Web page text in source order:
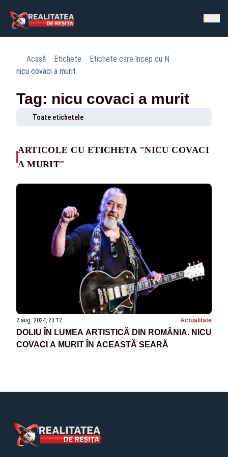
Acasă Etichete
Etichete care încep cu N
nicu covaci a murit
Tag: nicu covaci a murit
Toate etichetele
ARTICOLE CU ETICHETA "NICU COVACI
A MURIT"
2 aug. 2024, 23:12 Actualitate
DOLIU ÎN LUMEA ARTISTICĂ DIN ROMÂNIA. NICU
COVACI A MURIT ÎN ACEASTĂ SEARĂ